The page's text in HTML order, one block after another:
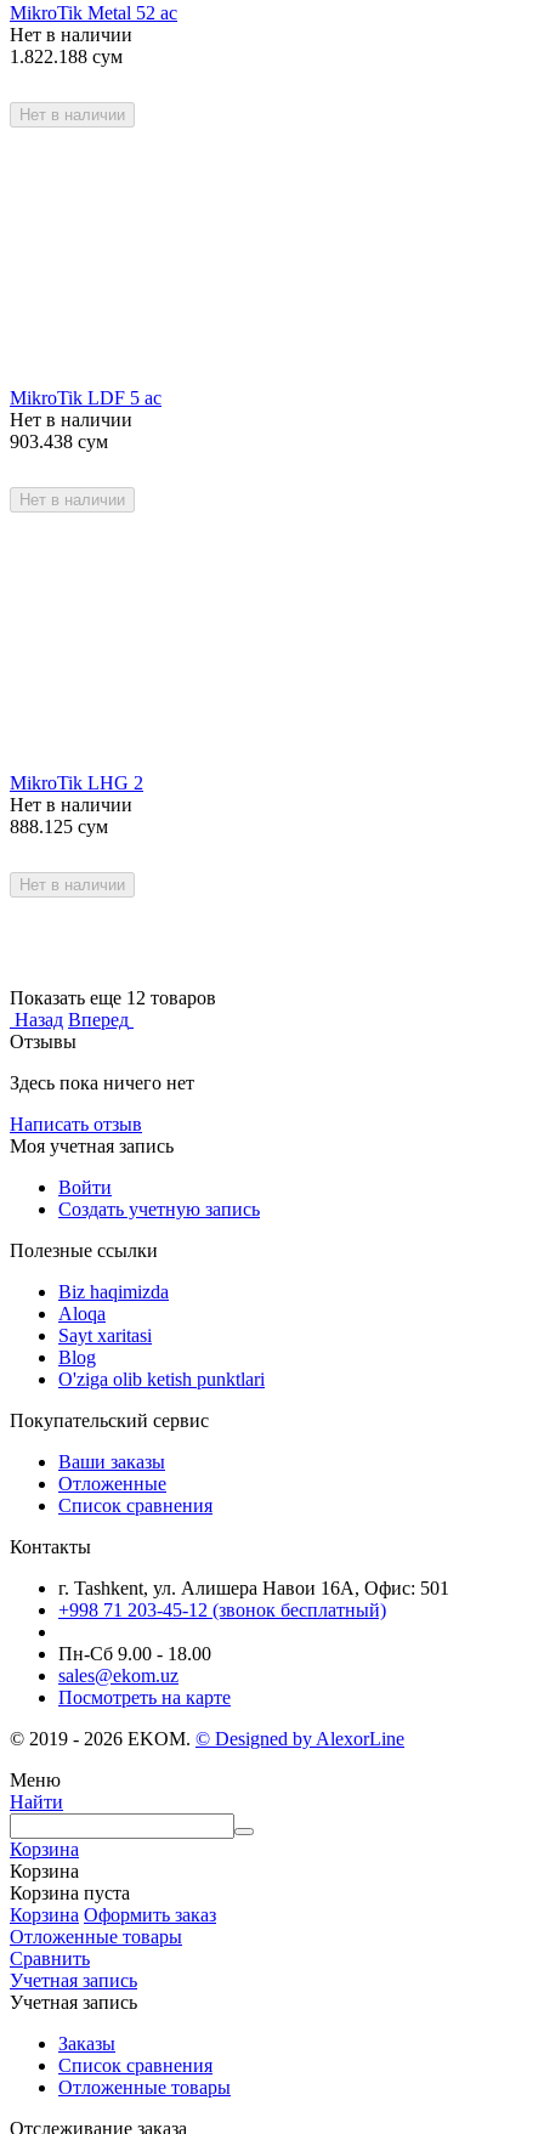
MikroTik Metal 52 ac
Нет в наличии
1.822.188 сум
Нет в наличии
MikroTik LDF 5 ac
Нет в наличии
903.438 сум
Нет в наличии
MikroTik LHG 2
Нет в наличии
888.125 сум
Нет в наличии
Показать еще 12 товаров
Назад Вперед
Отзывы
Здесь пока ничего нет
Написать отзыв
Моя учетная запись
Войти
Создать учетную запись
Полезные ссылки
Biz haqimizda
Aloqa
Sayt xaritasi
Blog
O'ziga olib ketish punktlari
Покупательский сервис
Ваши заказы
Отложенные
Список сравнения
Контакты
г. Tashkent, ул. Алишера Навои 16А, Офис: 501
+998 71 203-45-12 (звонок бесплатный)
Пн-Cб 9.00 - 18.00
sales@ekom.uz
Посмотреть на карте
© 2019 - 2026 EKOM. © Designed by AlexorLine
Меню
Найти
Корзина
Корзина
Корзина пуста
Корзина Оформить заказ
Отложенные товары
Сравнить
Учетная запись
Учетная запись
Заказы
Список сравнения
Отложенные товары
Отслеживание заказа